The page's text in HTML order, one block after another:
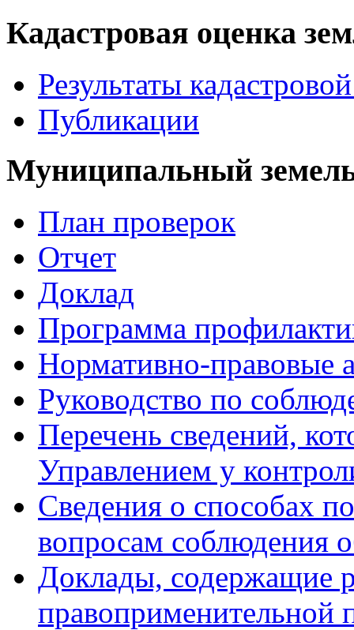
Кадастровая оценка
Результаты
Публикации
Муниципальный
План проверок
Отчет
Доклад
Программа
Нормативно-правовые
Руководство по
Перечень сведений,
Управлением у
Сведения о способах
вопросам соблюдения
Доклады, содержащие
правоприменительной